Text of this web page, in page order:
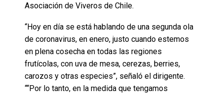
Asociación de Viveros de Chile.
“Hoy en día se está hablando de una segunda ola
de coronavirus, en enero, justo cuando estemos
en plena cosecha en todas las regiones
frutícolas, con uva de mesa, cerezas, berries,
carozos y otras especies”, señaló el dirigente.
““Por lo tanto, en la medida que tengamos